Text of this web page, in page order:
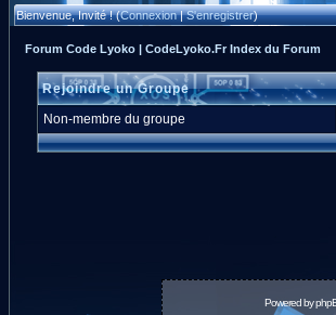
Bienvenue, Invité ! (Connexion|S'enregistrer)
Forum Code Lyoko | CodeLyoko.Fr Index du Forum
Rejoindre un Groupe
Non-membre du groupe
Powered by